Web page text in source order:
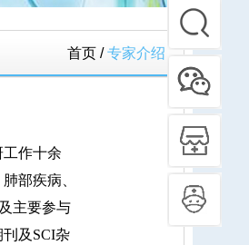
首页 /专家介绍
作十余
部疾病、
主要参与
及SCI杂